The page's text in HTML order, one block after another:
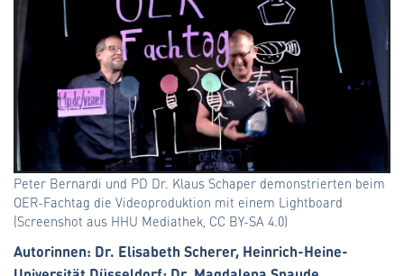
Peter Bernardi und PD Dr. Klaus Schaper demonstrierten beim
OER-Fachtag die Videoproduktion mit einem Lightboard
(Screenshot aus HHU Mediathek, CC BY-SA 4.0)
Autorinnen: Dr. Elisabeth Scherer, Heinrich-Heine-